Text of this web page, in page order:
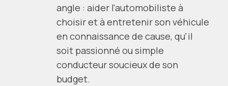
angle : aider l'automobiliste à
choisir et à entretenir son véhicule
en connaissance de cause, qu'il
soit passionné ou simple
conducteur soucieux de son
budget.